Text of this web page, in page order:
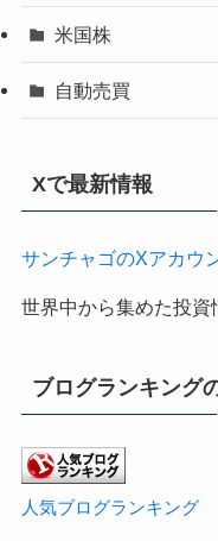
米国株
自動売買
Xで最新情報
サンチャゴのXアカウ
世界中から集めた投
ブログランキング
人気ブログランキング